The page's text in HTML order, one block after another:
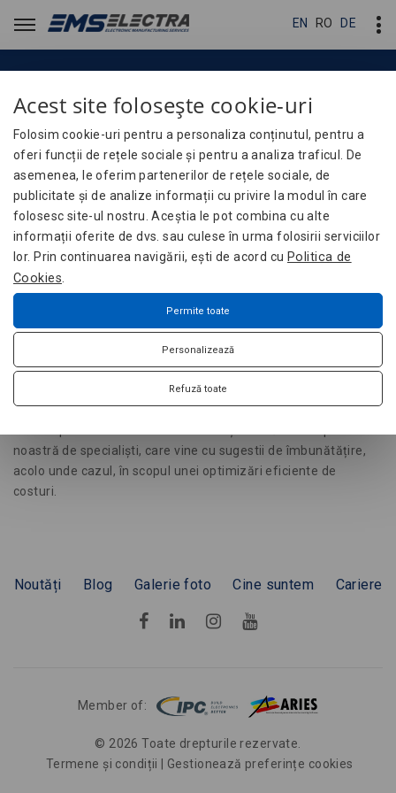
EN RO DE
EN RO DE
Optimizare de costuri
Optimizare de costuri
Home Servicii Optimizare de costuri
Optimizare de costuri
La EMS-ELECTRA avem un control deplin asupra procesului de
producție, ceea ce ne permite optimizarea lui continuă, atât în
scopul menținerii unui grad înalt de calitate, cât și pentru
reducerea costurilor de producție, astfel încât raportul
noastră de specialiști, care vine cu sugestii de îmbunătățire,
acolo unde cazul, în scopul unei optimizări eficiente de
costuri.
Noutăți Blog Galerie foto Cine suntem Cariere
Member of:
© 2026 Toate drepturile rezervate.
Termene și condiții
Gestionează preferințe cookies
Acest site folosește cookie-uri
Folosim cookie-uri pentru a personaliza conținutul, pentru a
oferi funcții de rețele sociale și pentru a analiza traficul. De
asemenea, le oferim partenerilor de rețele sociale, de
publicitate și de analize informații cu privire la modul în care
folosesc site-ul nostru. Aceștia le pot combina cu alte
informații oferite de dvs. sau culese în urma folosirii serviciilor
lor. Prin continuarea navigării, ești de acord cu Politica de
Cookies
Permite toate
Personalizează
Refuză toate